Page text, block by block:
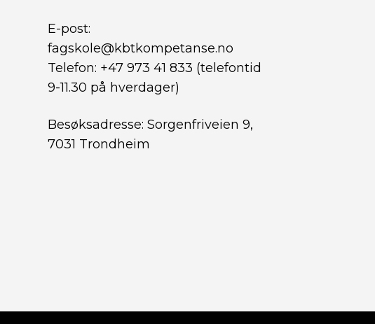
E-post:
fagskole@kbtkompetanse.no
Telefon: +47 973 41 833 (telefontid
9-11.30 på hverdager)
Besøksadresse: Sorgenfriveien 9,
7031 Trondheim